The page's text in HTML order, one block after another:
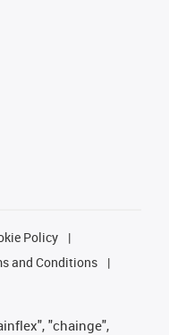
Policy
and Conditions
"chainge",